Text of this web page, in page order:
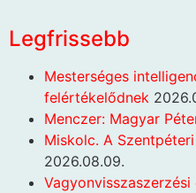
Legfrissebb
Mesterséges
felértékelődnek
Menczer: Magyar
Miskolc. A
2026.08.09.